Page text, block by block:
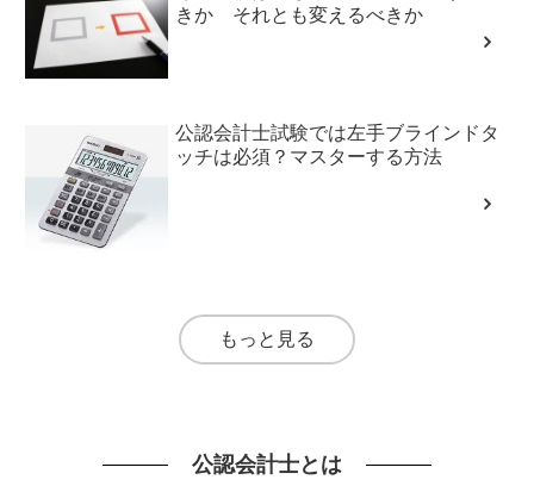
きか それとも変えるべきか
公認会計士試験では左手ブラインドタ
ッチは必須？マスターする方法
もっと見る
公認会計士とは